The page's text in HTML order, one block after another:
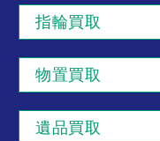
指輪買取
物置買取
遺品買取